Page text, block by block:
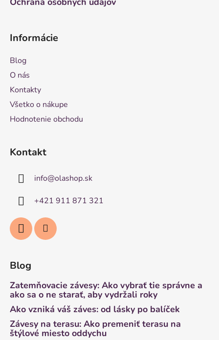
Informácie
Blog
O nás
Kontakty
Všetko o nákupe
Hodnotenie obchodu
Kontakt
info@olashop.sk
+421 911 871 321
Blog
Zatemňovacie závesy: Ako vybrať tie správne a
ako sa o ne starať, aby vydržali roky
Ako vzniká váš záves: od lásky po balíček
Závesy na terasu: Ako premeniť terasu na
štýlové miesto oddychu